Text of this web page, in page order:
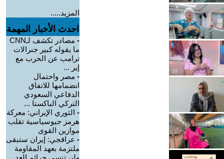
المزيد.....
احدث الأخبار المهمة
-
مصادر تكشف لـCNN
ما يقوله كبير جنرالات
ترامب عن الحرب مع
إير ...
- مصر واحتمال
انضمامها للاتفاق
الدفاعي السعودي
التركي الباكستا ...
- الثوري الإيراني: معركة
هرمز جيوسياسية تقلب
موازين القوى
- عراقجي: إيران ستبقى
ملتزمة بعهد المقاومة
ولن تنسى جرائم العد ...